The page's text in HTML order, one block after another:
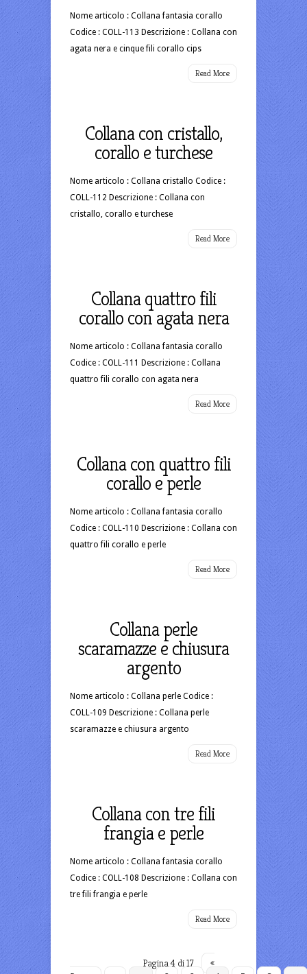
Nome articolo : Collana fantasia corallo
Codice : COLL-113 Descrizione : Collana con
agata nera e cinque fili corallo cips
Read More
Collana con cristallo,
corallo e turchese
Nome articolo : Collana cristallo Codice :
COLL-112 Descrizione : Collana con
cristallo, corallo e turchese
Read More
Collana quattro fili
corallo con agata nera
Nome articolo : Collana fantasia corallo
Codice : COLL-111 Descrizione : Collana
quattro fili corallo con agata nera
Read More
Collana con quattro fili
corallo e perle
Nome articolo : Collana fantasia corallo
Codice : COLL-110 Descrizione : Collana con
quattro fili corallo e perle
Read More
Collana perle
scaramazze e chiusura
argento
Nome articolo : Collana perle Codice :
COLL-109 Descrizione : Collana perle
scaramazze e chiusura argento
Read More
Collana con tre fili
frangia e perle
Nome articolo : Collana fantasia corallo
Codice : COLL-108 Descrizione : Collana con
tre fili frangia e perle
Read More
Pagina 4 di 17
«